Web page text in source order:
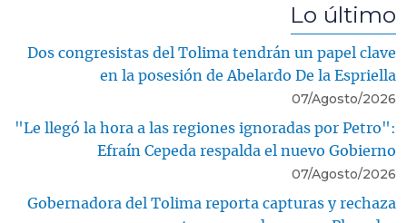
Lo último
Dos congresistas del Tolima tendrán un papel clave
en la posesión de Abelardo De la Espriella
07/Agosto/2026
"Le llegó la hora a las regiones ignoradas por Petro":
Efraín Cepeda respalda el nuevo Gobierno
07/Agosto/2026
Gobernadora del Tolima reporta capturas y rechaza